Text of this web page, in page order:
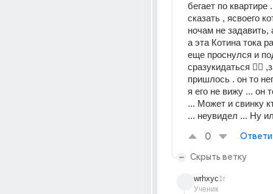
бегает по квартире
сказать , ясвоего
ночам не задавить,
а эта Котина тока
еще проснулся и
сразукидаться 🤦‍♂️
пришлось . он то
я его не вижу ... он
... Может и свинку
... неувидел ... Ну
0
Скрыть ветку
wrhxyc
Ученик
1г